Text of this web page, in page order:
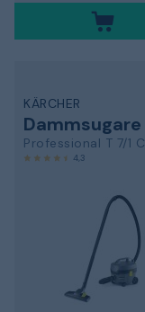
KÄRCHER
Dammsugare
4,3